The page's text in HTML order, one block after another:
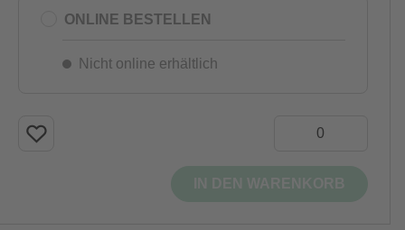
ONLINE BESTELLEN
Nicht online erhältlich